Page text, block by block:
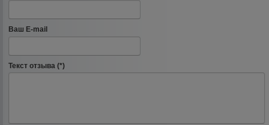
Ваш E-mail
Текст отзыва (*)